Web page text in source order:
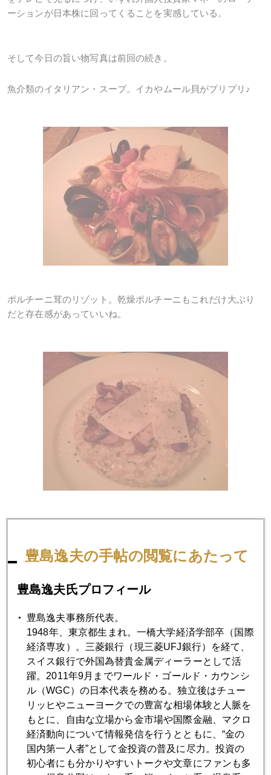
ーションが日本株に回ってくることを実感している。
そして今日の旨い物写真は前回の続き。
魚介類のイタリアン・スープ。イカやムール貝がプリプリ♪
ポルチーニ茸のリゾット。乾燥ポルチーニもこれだけ大ぶり
だと存在感があっていいね。
総じて米国標準では薄味の上品で自然な味付け。
豊島逸夫の手帖の閲覧にあたって
豊島逸夫氏プロフィール
豊島逸夫事務所代表。
1948年、東京都生まれ。一橋大学経済学部卒（国際
経済専攻）。三菱銀行（現三菱UFJ銀行）を経て、
スイス銀行で外国為替貴金属ディーラーとして活
躍。2011年9月までワールド・ゴールド・カウンシ
ル（WGC）の日本代表を務める。独立後はチュー
リッヒやニューヨークでの豊富な相場体験と人脈を
もとに、自由な立場から金市場や国際金融、マクロ
経済動向について情報発信を行うとともに、“金の
国内第一人者”として金投資の普及に尽力。投資の
初心者にも分かりやすいトークや文章にファンも多